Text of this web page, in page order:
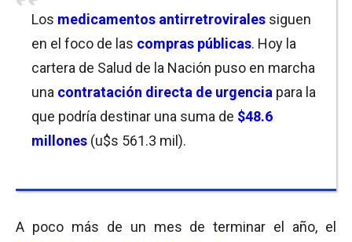
Los medicamentos antirretrovirales siguen
en el foco de las compras públicas. Hoy la
cartera de Salud de la Nación puso en marcha
una contratación directa de urgencia para la
que podría destinar una suma de $48.6
millones (u$s 561.3 mil).
A poco más de un mes de terminar el año, el